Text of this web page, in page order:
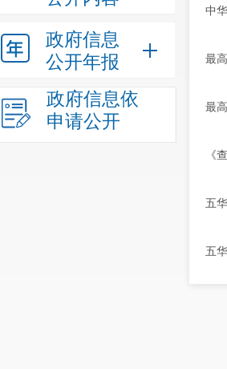
政府信息
公开年报
政府信息依
申请公开
中
最
最
《
五
五